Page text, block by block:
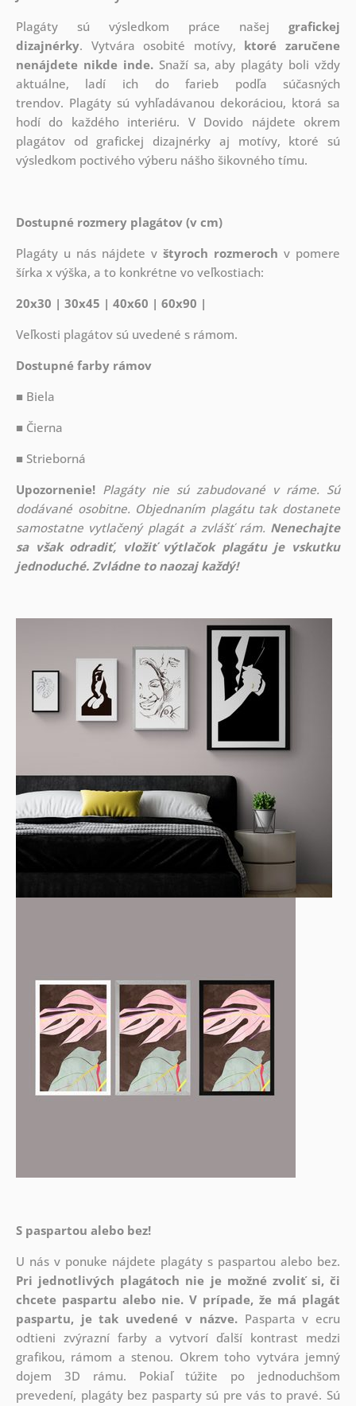
Plagáty sú výsledkom práce našejgrafickej
dizajnérky. Vytvára osobité motívy, ktoré zaručene
nenájdete nikde inde.Snaží sa, aby plagáty boli vždy
aktuálne, ladí ich do farieb podľa súčasných
trendov. Plagáty sú vyhľadávanou dekoráciou, ktorá sa
hodí do každého interiéru. V Dovido nájdete okrem
plagátov od grafickej dizajnérky aj motívy, ktoré sú
výsledkom poctivého výberu nášho šikovného tímu.
Dostupné rozmery plagátov (v cm)
Plagáty u nás nájdete vštyroch rozmeroch v pomere
šírka x výška, a to konkrétne vo veľkostiach:
20x30 | 30x45 | 40x60 | 60x90 |
Veľkosti plagátov sú uvedené s rámom.
Dostupné farby rámov
■ Biela
■ Čierna
■ Strieborná
Upozornenie! Plagáty nie sú zabudované v ráme. Sú
dodávané osobitne. Objednaním plagátu tak dostanete
samostatne vytlačený plagát a zvlášť rám. Nenechajte
sa však odradiť, vložiť výtlačok plagátu je vskutku
jednoduché. Zvládne to naozaj každý!
S paspartou alebo bez!
U nás v ponuke nájdete plagáty s paspartou alebo bez.
Pri jednotlivých plagátoch nie je možné zvoliť si, či
chcete paspartu alebo nie. V prípade, že má plagát
paspartu, je tak uvedené v názve.Pasparta v ecru
odtieni zvýrazní farby a vytvorí ďalší kontrast medzi
grafikou, rámom a stenou. Okrem toho vytvára jemný
dojem 3D rámu. Pokiaľ túžite po jednoduchšom
prevedení, plagáty bez pasparty sú pre vás to pravé. Sú